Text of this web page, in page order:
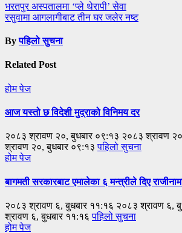
भरतपुर अस्पतालमा ‘प्ले थेरापी’ सेवा
रसुवामा आगलागीबाट तीन घर जलेर नष्ट
Byपहिलो सुचना
Related Post
होम पेज
आज यस्तो छ विदेशी मुद्राको विनिमय दर
२०८३ श्रावण २०, बुधबार ०९:१३ २०८३ श्रावण
श्रावण २०, बुधबार ०९:१३पहिलो सुचना
होम पेज
बागमती सरकारबाट एमालेका ६ मन्त्रीले दिए
२०८३ श्रावण ६, बुधबार ११:१६ २०८३ श्रावण ६,
श्रावण ६, बुधबार ११:१६पहिलो सुचना
होम पेज